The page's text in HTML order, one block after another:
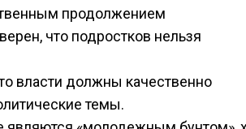
продолжением
что подростков нельзя
власти должны качественно
темы.